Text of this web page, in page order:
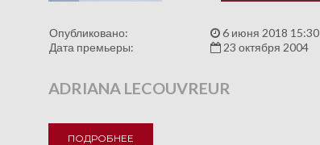
Опубликовано:
6 июня 2018 15:30
Дата премьеры:
23 октября 2004
ADRIANA LECOUVREUR
ПОДРОБНЕЕ